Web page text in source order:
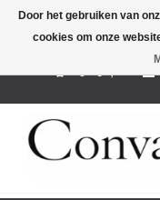
Gratis verzending
0 - €--,--
Stoffen per meter
Door het gebruiken van
cookies om onze